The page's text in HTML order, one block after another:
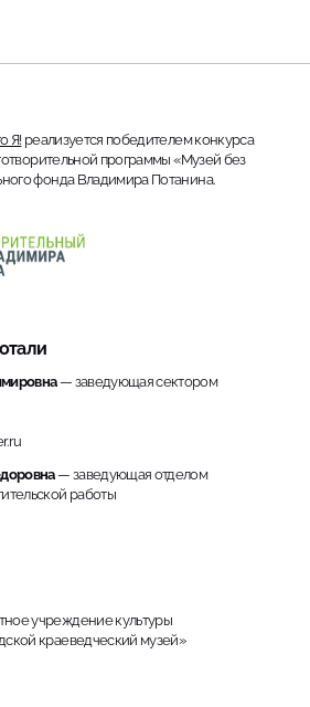
Я! реализуется победителем конкурса
программы «Музей без
фонда Владимира Потанина.
— заведующая сектором
— заведующая отделом
работы
учреждение культуры
краеведческий музей»